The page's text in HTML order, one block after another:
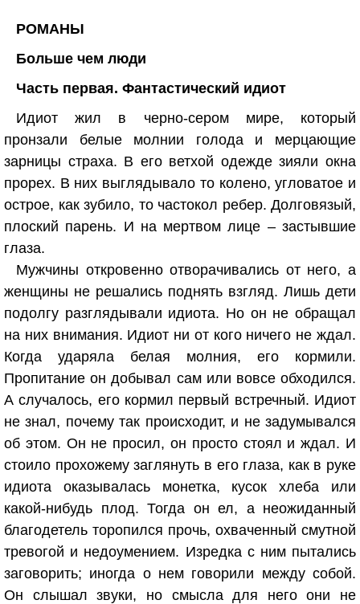
РОМАНЫ
Больше чем люди
Часть первая. Фантастический идиот
Идиот жил в черно-сером мире, который
пронзали белые молнии голода и мерцающие
зарницы страха. В его ветхой одежде зияли окна
прорех. В них выглядывало то колено, угловатое и
острое, как зубило, то частокол ребер. Долговязый,
плоский парень. И на мертвом лице – застывшие
глаза.
Мужчины откровенно отворачивались от него, а
женщины не решались поднять взгляд. Лишь дети
подолгу разглядывали идиота. Но он не обращал
на них внимания. Идиот ни от кого ничего не ждал.
Когда ударяла белая молния, его кормили.
Пропитание он добывал сам или вовсе обходился.
А случалось, его кормил первый встречный. Идиот
не знал, почему так происходит, и не задумывался
об этом. Он не просил, он просто стоял и ждал. И
стоило прохожему заглянуть в его глаза, как в руке
идиота оказывалась монетка, кусок хлеба или
какой-нибудь плод. Тогда он ел, а неожиданный
благодетель торопился прочь, охваченный смутной
тревогой и недоумением. Изредка с ним пытались
заговорить; иногда о нем говорили между собой.
Он слышал звуки, но смысла для него они не